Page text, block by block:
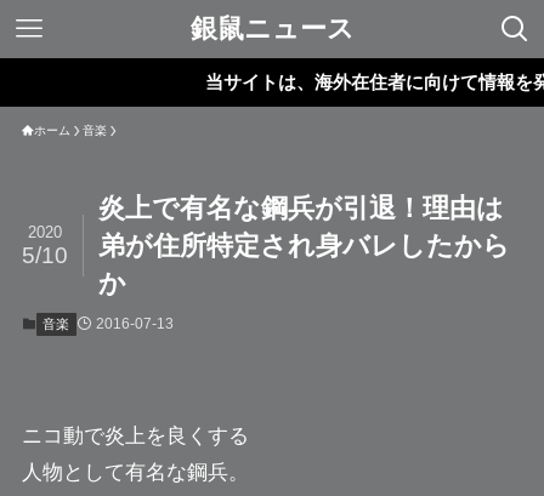
銀鼠ニュース
当サイトは、海外在住者に向けて情報を発信し
ホーム 音楽
炎上で有名な鋼兵が引退！理由は
弟が住所特定され身バレしたから
か
2020
5/10
音楽 2016-07-13
ニコ動で炎上を良くする
人物として有名な鋼兵。